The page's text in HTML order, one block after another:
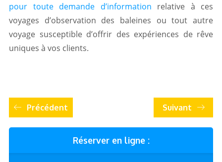
Réserver en ligne :
pour toute demande d’information relative à ces
voyages d’observation des baleines ou tout autre
voyage susceptible d’offrir des expériences de rêve
uniques à vos clients.
Précédent Suivant